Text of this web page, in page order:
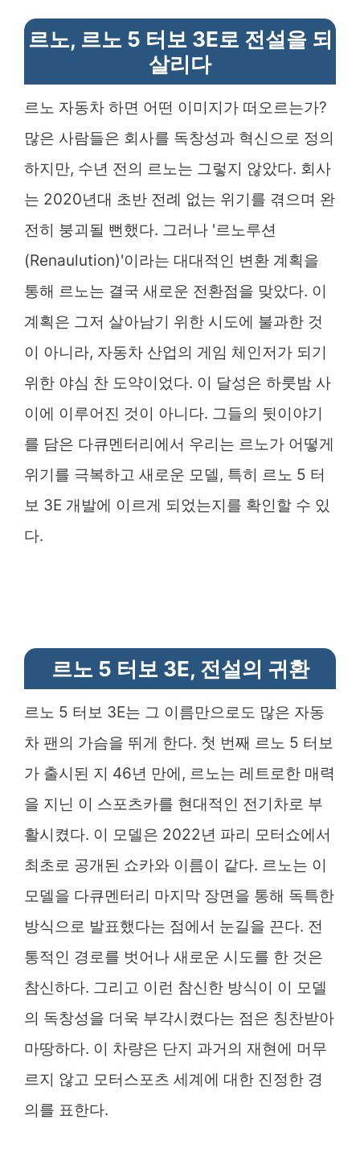
르노, 르노 5 터보 3E로 전설을 되
살리다
르노 자동차 하면 어떤 이미지가 떠오르는가?
많은 사람들은 회사를 독창성과 혁신으로 정의
하지만, 수년 전의 르노는 그렇지 않았다. 회사
는 2020년대 초반 전례 없는 위기를 겪으며 완
전히 붕괴될 뻔했다. 그러나 '르노루션
(Renaulution)'이라는 대대적인 변환 계획을
통해 르노는 결국 새로운 전환점을 맞았다. 이
계획은 그저 살아남기 위한 시도에 불과한 것
이 아니라, 자동차 산업의 게임 체인저가 되기
위한 야심 찬 도약이었다. 이 달성은 하룻밤 사
이에 이루어진 것이 아니다. 그들의 뒷이야기
를 담은 다큐멘터리에서 우리는 르노가 어떻게
위기를 극복하고 새로운 모델, 특히 르노 5 터
보 3E 개발에 이르게 되었는지를 확인할 수 있
다.
르노 5 터보 3E, 전설의 귀환
르노 5 터보 3E는 그 이름만으로도 많은 자동
차 팬의 가슴을 뛰게 한다. 첫 번째 르노 5 터보
가 출시된 지 46년 만에, 르노는 레트로한 매력
을 지닌 이 스포츠카를 현대적인 전기차로 부
활시켰다. 이 모델은 2022년 파리 모터쇼에서
최초로 공개된 쇼카와 이름이 같다. 르노는 이
모델을 다큐멘터리 마지막 장면을 통해 독특한
방식으로 발표했다는 점에서 눈길을 끈다. 전
통적인 경로를 벗어나 새로운 시도를 한 것은
참신하다. 그리고 이런 참신한 방식이 이 모델
의 독창성을 더욱 부각시켰다는 점은 칭찬받아
마땅하다. 이 차량은 단지 과거의 재현에 머무
르지 않고 모터스포츠 세계에 대한 진정한 경
의를 표한다.